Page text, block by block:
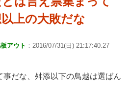
上の大敗だな
アウト ：2016/07/31(日) 21:17:40.27
だな、舛添以下の鳥越は選ばん